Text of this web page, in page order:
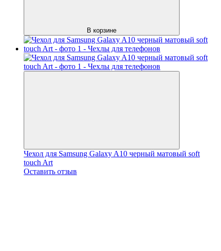
В корзине
Чехол для Samsung Galaxy A10 черный матовый soft
touch Art
Оставить отзыв